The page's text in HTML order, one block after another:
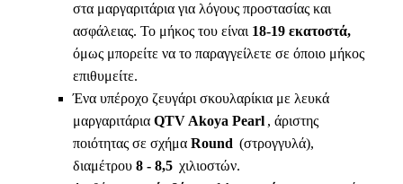
στα μαργαριτάρια για λόγους προστασίας και
ασφάλειας. Το μήκος του είναι 18-19 εκατοστά,
όμως μπορείτε να το παραγγείλετε σε όποιο μήκος
επιθυμείτε.
Ένα υπέροχο ζευγάρι σκουλαρίκια με λευκά
μαργαριτάρια QTV Akoya Pearl , άριστης
ποιότητας σε σχήμα Round (στρογγυλά),
διαμέτρου 8 - 8,5 χιλιοστών.